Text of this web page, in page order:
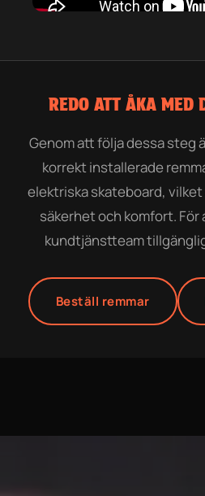
REDO ATT ÅKA MED
Genom att följa dessa steg
korrekt installerade
elektriska skateboard,
säkerhet och komfort. För
kundtjänstteam
Beställ remmar